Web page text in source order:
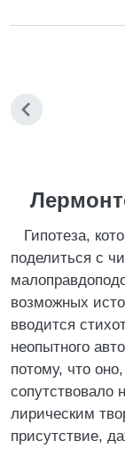
Гипотеза,
поделиться с
возможных
вводится
неопытного
потому, что
сопутствовало
лирическим
присутствие,